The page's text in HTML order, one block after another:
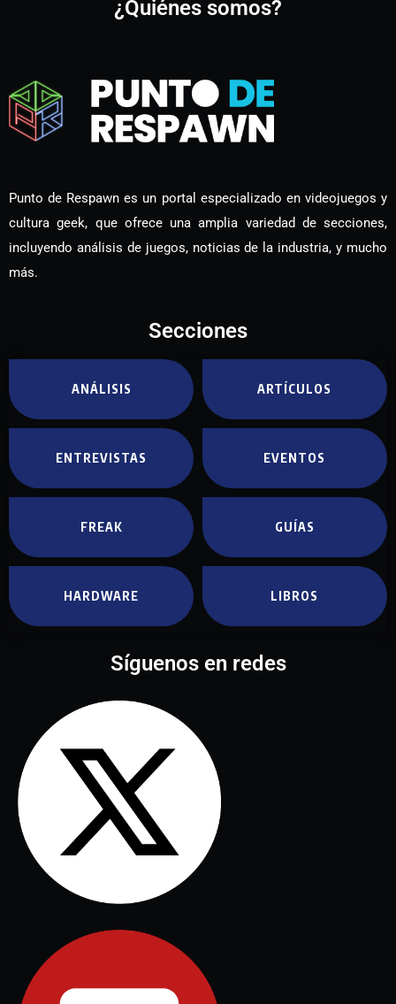
¿Quiénes somos?
Punto de Respawn es un portal especializado en videojuegos y
cultura geek, que ofrece una amplia variedad de secciones,
incluyendo análisis de juegos, noticias de la industria, y mucho
más.
Secciones
ANÁLISIS ARTÍCULOS
ENTREVISTAS EVENTOS
FREAK GUÍAS
HARDWARE LIBROS
Síguenos en redes